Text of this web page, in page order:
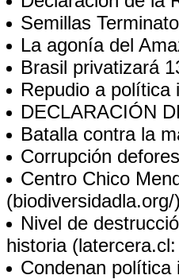
Semillas
La agonía del
Brasil privatizará
Repudio a política
DECLARACIÓN
Batalla contra la
Corrupción
Centro Chico
(biodiversidadla.org/)
Nivel de
historia(latercera.cl:
Condenan política